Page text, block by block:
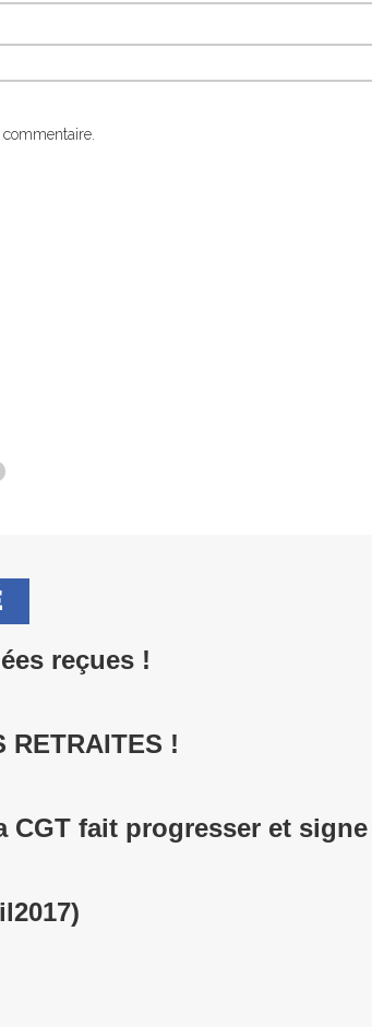
reçues !
RETRAITES !
CGT fait progresser et signe